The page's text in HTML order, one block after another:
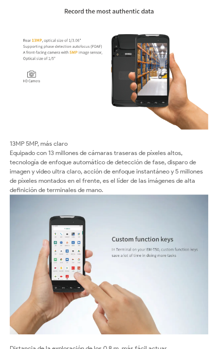
13MP 5MP, más claro
Equipado con 13 millones de cámaras traseras de píxeles altos,
tecnología de enfoque automático de detección de fase, disparo de
imagen y video ultra claro, acción de enfoque instantáneo y 5 millones
de píxeles montados en el frente, es el líder de las imágenes de alta
definición de terminales de mano.